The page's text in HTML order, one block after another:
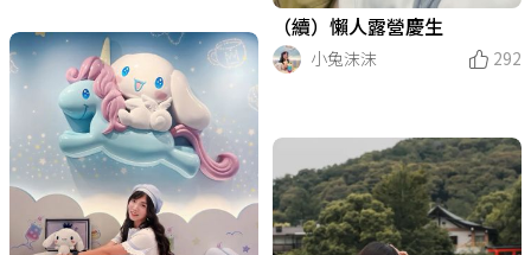
（續）懶人露營慶生
小兔沫沫
292